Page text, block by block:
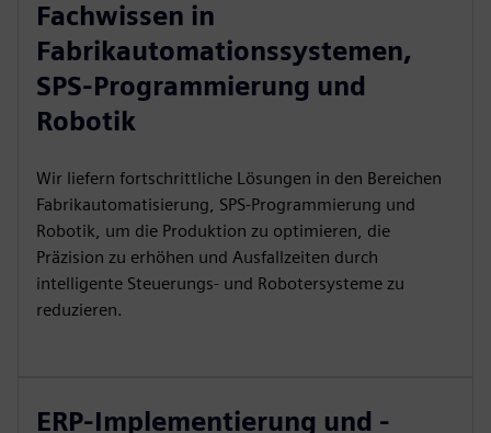
Fachwissen in
Fabrikautomationssystemen,
SPS-Programmierung und
Robotik
Wir liefern fortschrittliche Lösungen in den Bereichen
Fabrikautomatisierung, SPS-Programmierung und
Robotik, um die Produktion zu optimieren, die
Präzision zu erhöhen und Ausfallzeiten durch
intelligente Steuerungs- und Robotersysteme zu
reduzieren.
ERP-Implementierung und -